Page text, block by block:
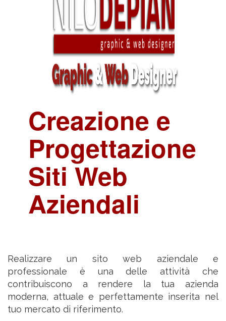
Creazione e
Progettazione
Siti Web
Aziendali
Realizzare un sito web aziendale e
professionale è una delle attività che
contribuiscono a rendere la tua azienda
moderna, attuale e perfettamente inserita nel
tuo mercato di riferimento.